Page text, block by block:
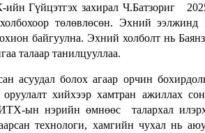
Гүйцэтгэх захирал Ч.Батзориг
төлөвлөсөн. Эхний ээлжинд
байгуулна. Эхний холболт нь
талаар танилцууллаа.
асуудал болох агаар орчин
хийхээр хамтран ажиллах
ын нэрийн өмнөөс талархал
технологи, хамгийн чухал нь